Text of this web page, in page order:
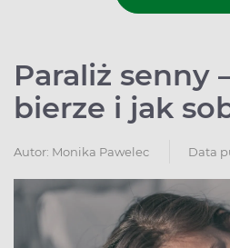
Paraliż senny
bierze i jak
Autor: Monika Pawelec Data